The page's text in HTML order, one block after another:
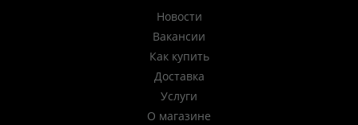
Новости
Вакансии
Как купить
Доставка
Услуги
О магазине